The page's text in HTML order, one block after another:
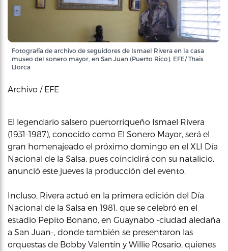
Fotografía de archivo de seguidores de Ismael Rivera en la casa
museo del sonero mayor, en San Juan (Puerto Rico). EFE/ Thais
Llorca
Archivo / EFE
El legendario salsero puertorriqueño Ismael Rivera
(1931-1987), conocido como El Sonero Mayor, será el
gran homenajeado el próximo domingo en el XLI Día
Nacional de la Salsa, pues coincidirá con su natalicio,
anunció este jueves la producción del evento.
Incluso, Rivera actuó en la primera edición del Día
Nacional de la Salsa en 1981, que se celebró en el
estadio Pepito Bonano, en Guaynabo -ciudad aledaña
a San Juan-, donde también se presentaron las
orquestas de Bobby Valentín y Willie Rosario, quienes